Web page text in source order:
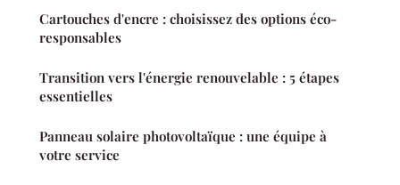
Cartouches d'encre : choisissez des options éco-
responsables
Transition vers l'énergie renouvelable : 5 étapes
essentielles
Panneau solaire photovoltaïque : une équipe à
votre service